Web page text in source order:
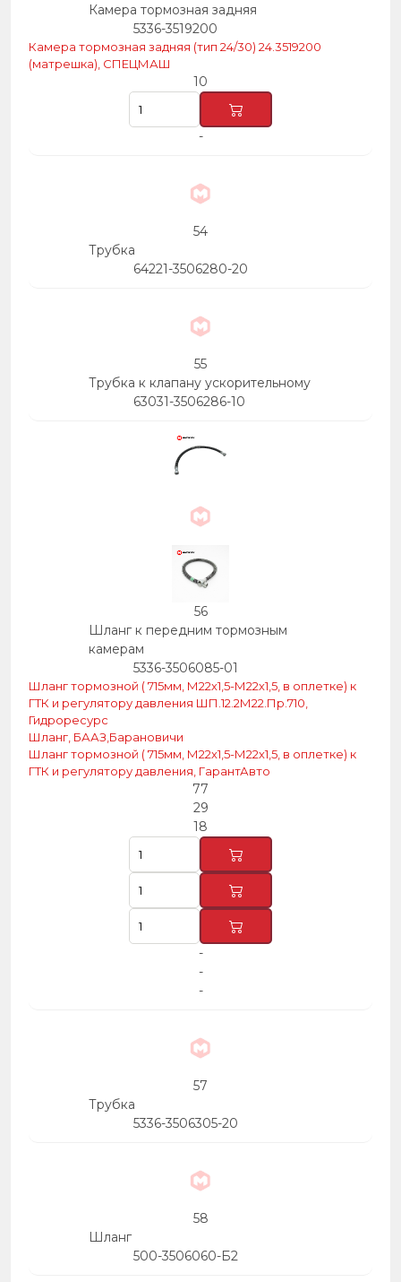
Камера тормозная задняя
5336-3519200
Камера тормозная задняя (тип 24/30) 24.3519200
(матрешка), СПЕЦМАШ
10
-
54
Трубка
64221-3506280-20
55
Трубка к клапану ускорительному
63031-3506286-10
56
Шланг к передним тормозным
камерам
5336-3506085-01
Шланг тормозной ( 715мм, М22х1,5-М22х1,5, в оплетке) к
ГТК и регулятору давления ШП.12.2М22.Пр.710,
Гидроресурс
Шланг, БААЗ,Барановичи
Шланг тормозной ( 715мм, М22х1,5-М22х1,5, в оплетке) к
ГТК и регулятору давления, ГарантАвто
77
29
18
-
-
-
57
Трубка
5336-3506305-20
58
Шланг
500-3506060-Б2